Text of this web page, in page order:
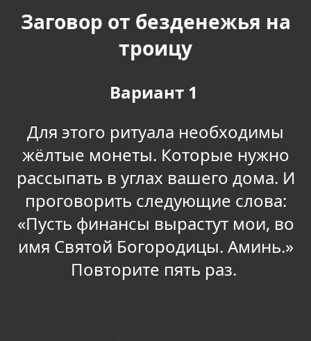
Заговор от безденежья на
троицу
Вариант 1
Для этого ритуала необходимы
жёлтые монеты. Которые нужно
рассыпать в углах вашего дома. И
проговорить следующие слова:
«Пусть финансы вырастут мои, во
имя Святой Богородицы. Аминь.»
Повторите пять раз.